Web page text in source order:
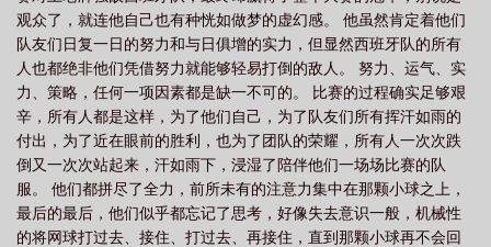
下，我导演一场拯救自己的戏# #实验体和本体不得不说的
二三事#阿言将迹部系列的多世界大长篇拆分成每本一个世界的中篇
啦~这样对宝们比较友好~宝们可以专栏戳戳，有其他动漫世界可供
选择哦~喜欢就点个小星星吧~爱你们！小贴士：1、会踹不少便当，
会救济一些人，核心是拯救与圆满he，不会抢其他世界角色高
光！！！2、依旧是对全员友好捏～因为喜欢所以才写嘛～3、会有
异世界跨服聊天论坛作为篇幅占比，v后会尽量减少，买不了吃亏，
买不了上当。4、弹幕论坛会有磕cp、各种塑等行为出没，注意避雷
~5、防盗比例60%，时间24小时。
观众了，就连他自己也有种恍如做梦的虚幻感。 他虽然肯定着他们
队友们日复一日的努力和与日俱增的实力，但显然西班牙队的所有
人也都绝非他们凭借努力就能够轻易打倒的敌人。 努力、运气、实
力、策略，任何一项因素都是缺一不可的。 比赛的过程确实足够艰
辛，所有人都是这样，为了他们自己，为了队友们所有挥汗如雨的
付出，为了近在眼前的胜利，也为了团队的荣耀，所有人一次次跌
倒又一次次站起来，汗如雨下，浸湿了陪伴他们一场场比赛的队
服。 他们都拼尽了全力，前所未有的注意力集中在那颗小球之上，
最后的最后，他们似乎都忘记了思考，好像失去意识一般，机械性
的将网球打过去、接住、打过去、再接住，直到那颗小球再不会回